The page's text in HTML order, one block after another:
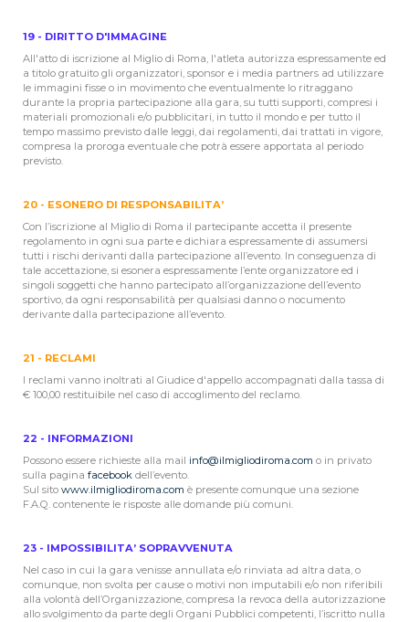
19 - DIRITTO D'IMMAGINE
All'atto di iscrizione al Miglio di Roma, l'atleta autorizza espressamente ed
a titolo gratuito gli organizzatori, sponsor e i media partners ad utilizzare
le immagini fisse o in movimento che eventualmente lo ritraggano
durante la propria partecipazione alla gara, su tutti supporti, compresi i
materiali promozionali e/o pubblicitari, in tutto il mondo e per tutto il
tempo massimo previsto dalle leggi, dai regolamenti, dai trattati in vigore,
compresa la proroga eventuale che potrà essere apportata al periodo
previsto.
20 - ESONERO DI RESPONSABILITA’
Con l’iscrizione al Miglio di Roma il partecipante accetta il presente
regolamento in ogni sua parte e dichiara espressamente di assumersi
tutti i rischi derivanti dalla partecipazione all’evento. In conseguenza di
tale accettazione, si esonera espressamente l’ente organizzatore ed i
singoli soggetti che hanno partecipato all’organizzazione dell’evento
sportivo, da ogni responsabilità per qualsiasi danno o nocumento
derivante dalla partecipazione all’evento.
21 - RECLAMI
I reclami vanno inoltrati al Giudice d'appello accompagnati dalla tassa di
€ 100,00 restituibile nel caso di accoglimento del reclamo.
22 - INFORMAZIONI
Possono essere richieste alla mail info@ilmigliodiroma.com o in privato
sulla pagina facebook dell’evento.
Sul sito www.ilmigliodiroma.com è presente comunque una sezione
F.A.Q. contenente le risposte alle domande più comuni.
23 - IMPOSSIBILITA’ SOPRAVVENUTA
Nel caso in cui la gara venisse annullata e/o rinviata ad altra data, o
comunque, non svolta per cause o motivi non imputabili e/o non riferibili
alla volontà dell’Organizzazione, compresa la revoca della autorizzazione
allo svolgimento da parte degli Organi Pubblici competenti, l’iscritto nulla